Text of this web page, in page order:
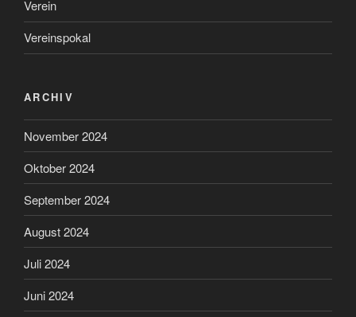
Verein
Vereinspokal
ARCHIV
November 2024
Oktober 2024
September 2024
August 2024
Juli 2024
Juni 2024